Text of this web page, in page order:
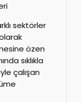
sektörler
özen
sıklıkla
çalışan